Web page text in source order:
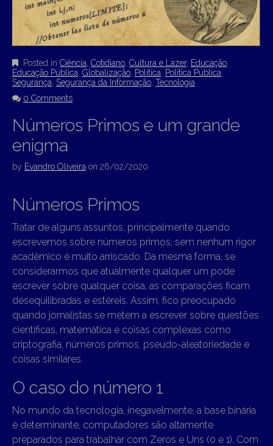
Posted in Ciência Cotidiano Cultura e Lazer, Educação
Educação Pública Globalização Política Política Pública
Segurança Segurança da Informação Tecnologia
0 Comments
Números Primos e um grande
enigma
by Evandro Oliveira on 26/02/2020
Números Primos
Tratar de alguns assuntos, principalmente quando
escrevemos sobre números primos, sem nenhum rigor
acadêmico é muito arriscado. Da mesma forma, se
considerarmos que atualmente qualquer um pode
escrever sobre qualquer coisa, as comparações ficam
desequilibradas e estéreis. Assim, fico preocupado
quando jornalistas se metem a escrever sobre questões
científicas, matemática e coisas complexas como
criptografia, números primos, pseudo-aleatoriedade e
coisas similares.
O caso do número 1
No mundo da tecnologia, inegavelmente, a base binária
é determinante, computadores são altamente
preparados para trabalhar com Zeros e Uns (0 e 1). Com